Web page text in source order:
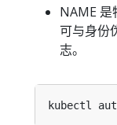
NAME
可与身份
志。
kubectl